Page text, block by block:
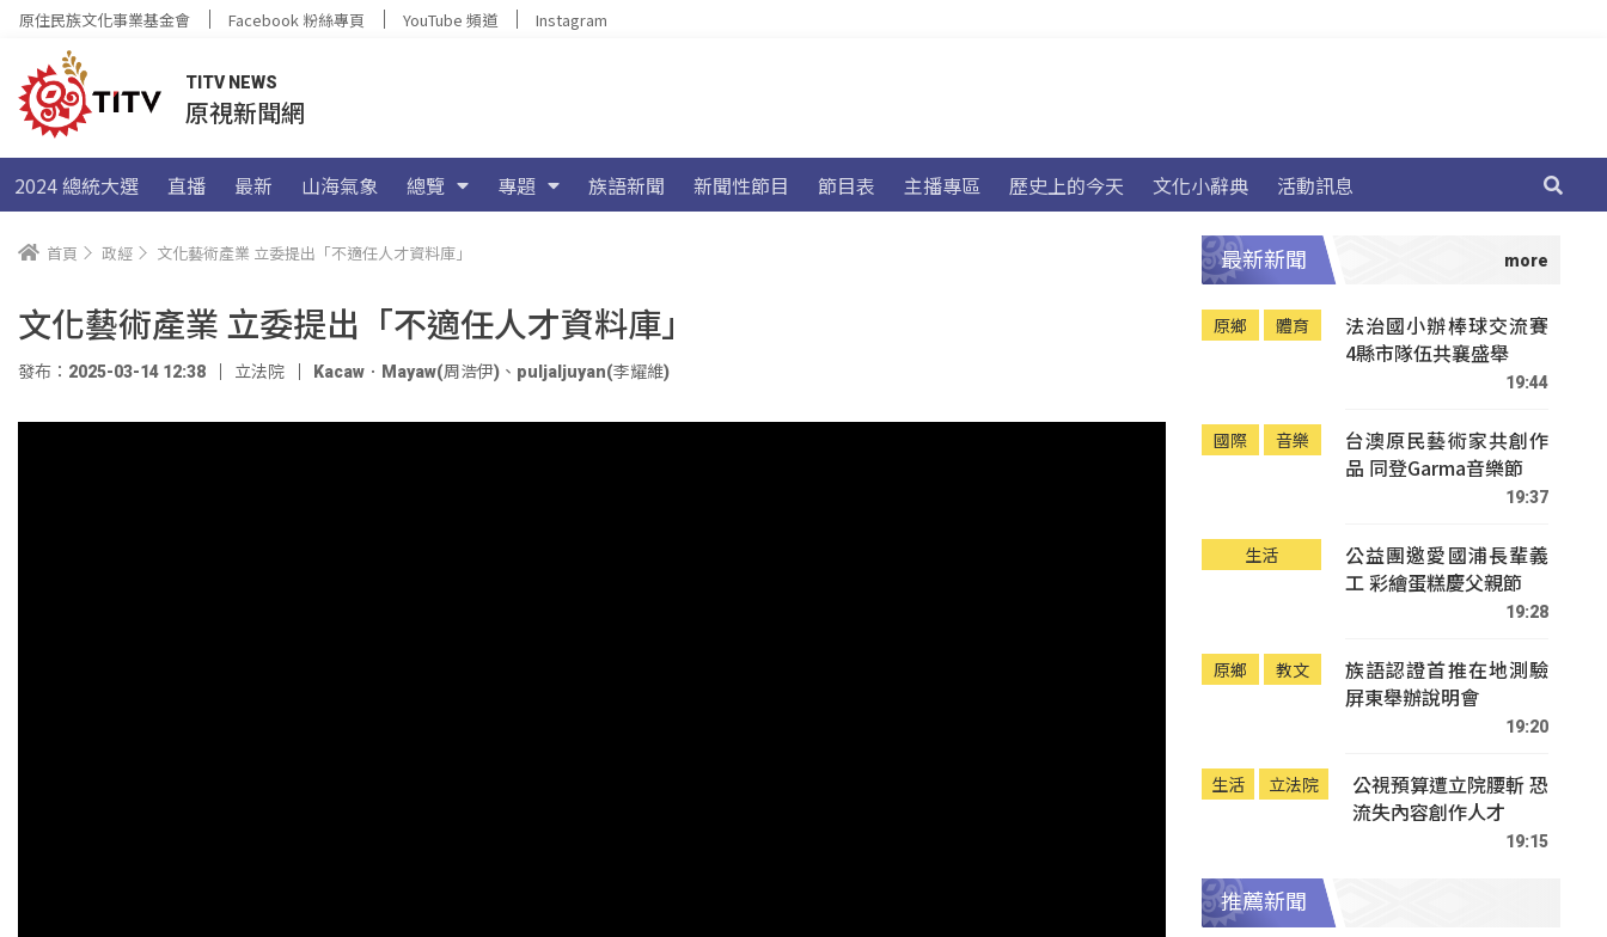
原住民族文化事業基金會 Facebook 粉絲專頁 YouTube 頻道 Instagram
TITV NEWS
原視新聞網
2024 總統大選 直播 最新 山海氣象 總覽 專題 族語新聞 新聞性節目 節目表 主播專區 歷史上的今天 文化小辭典 活動訊息
首頁 政經 文化藝術產業 立委提出「不適任人才資料庫」
文化藝術產業 立委提出「不適任人才資料庫」
發布：2025-03-14 12:38 立法院 Kacaw．Mayaw(周浩伊) 、 puljaljuyan(李耀維)
最新新聞
原鄉 體育
法治國小辦棒球交流賽
4縣市隊伍共襄盛舉
19:44
國際 音樂
台澳原民藝術家共創作
品 同登Garma音樂節
19:37
生活
公益團邀愛國浦長輩義
工 彩繪蛋糕慶父親節
19:28
原鄉 教文
族語認證首推在地測驗
屏東舉辦說明會
19:20
生活 立法院
公視預算遭立院腰斬 恐
流失內容創作人才
19:15
推薦新聞